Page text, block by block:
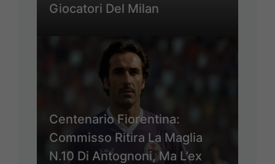
Giocatori Del Milan
Centenario Fiorentina:
Commisso Ritira La Maglia
N.10 Di Antognoni, Ma L’ex